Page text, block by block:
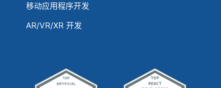
移动应用程序开发
AR/VR/XR 开发